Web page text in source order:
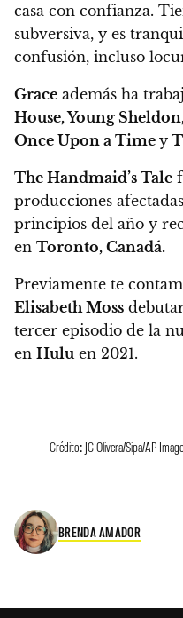
casa con confianza.
subversiva, y es
confusión, incluso
Grace además ha
House, Young
Once Upon a Time y
The Handmaid’s Tale
producciones
principios del año y
en Toronto, Canadá.
Previamente te
Elisabeth Moss
tercer episodio de la
en Hulu en 2021.
Crédito: JC Olivera/Sipa/AP
BRENDA AMADOR